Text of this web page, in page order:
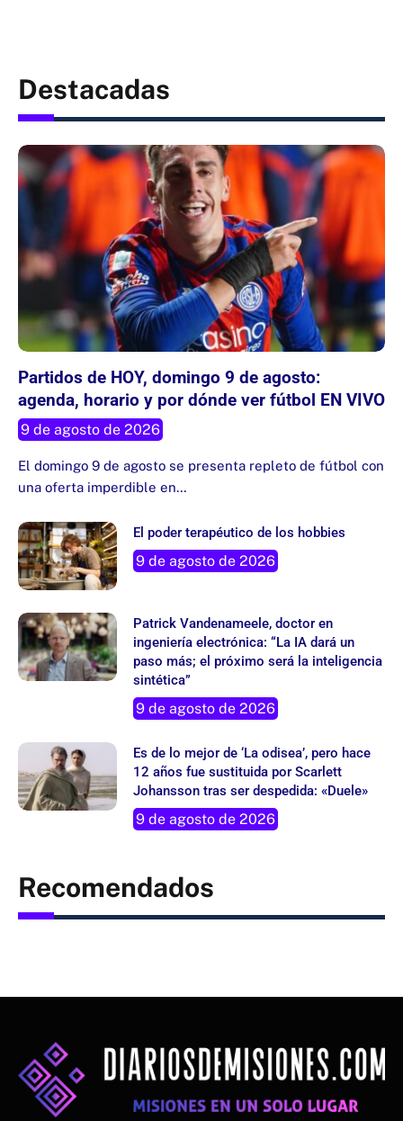
Destacadas
Partidos de HOY, domingo 9 de agosto:
agenda, horario y por dónde ver fútbol EN VIVO
9 de agosto de 2026
El domingo 9 de agosto se presenta repleto de fútbol con
una oferta imperdible en…
El poder terapéutico de los hobbies
9 de agosto de 2026
Patrick Vandenameele, doctor en
ingeniería electrónica: “La IA dará un
paso más; el próximo será la inteligencia
sintética”
9 de agosto de 2026
Es de lo mejor de ‘La odisea’, pero hace
12 años fue sustituida por Scarlett
Johansson tras ser despedida: «Duele»
9 de agosto de 2026
Recomendados